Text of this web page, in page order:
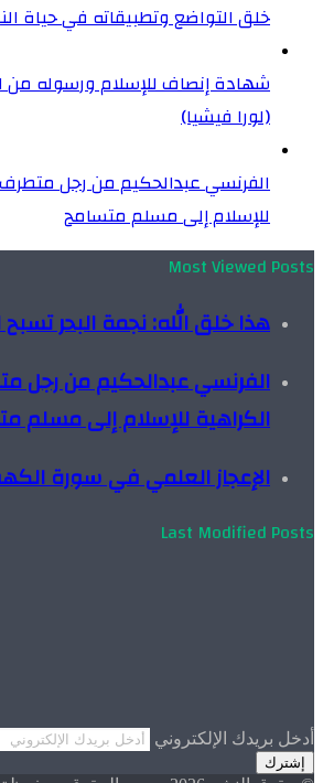
خلق التواضع وتطبيقاته في حياة
شهادة إنصاف للإسلام ورسوله من
(لورا فيشيا)
الفرنسي عبدالحكيم من رجل
للإسلام إلى مسلم متسامح
Most Viewed Posts
هذا خلق الله: نجمة البحر تسبح
الفرنسي عبدالحكيم من رجل
الكراهية للإسلام إلى مسلم
الإعجاز العلمي في سورة
Last Modified Posts
أدخل بريدك الإلكتروني